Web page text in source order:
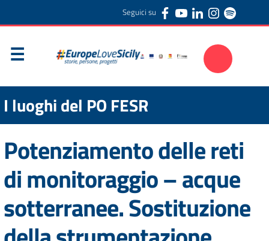
Seguici su
I luoghi del PO FESR
Potenziamento delle reti
di monitoraggio – acque
sotterranee. Sostituzione